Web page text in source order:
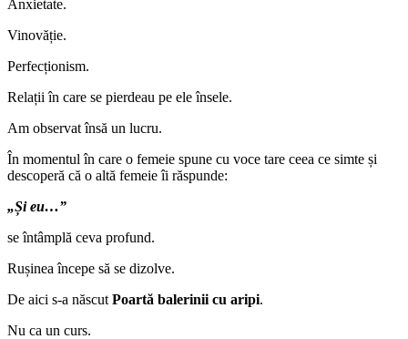
Anxietate.
Vinovăție.
Perfecționism.
Relații în care se pierdeau pe ele însele.
Am observat însă un lucru.
În momentul în care o femeie spune cu voce tare ceea ce simte și
descoperă că o altă femeie îi răspunde:
„Și eu…”
se întâmplă ceva profund.
Rușinea începe să se dizolve.
De aici s-a născut Poartă balerinii cu aripi.
Nu ca un curs.